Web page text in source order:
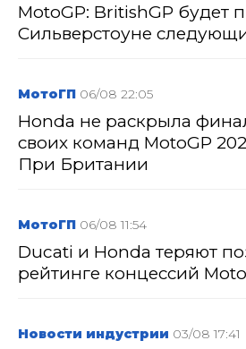
MotoGP: BritishGP будет
Сильверстоуне
МотоГП 06/08 22:05
Honda не раскрыла
своих команд MotoGP
При Британии
МотоГП 06/08 11:54
Ducati и Honda теряют
рейтинге концессий
Новости индустрии 03/08 17:41